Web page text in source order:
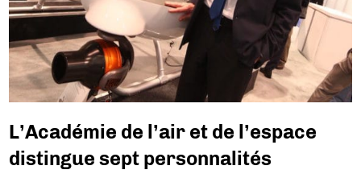
L’Académie de l’air et de l’espace
distingue sept personnalités